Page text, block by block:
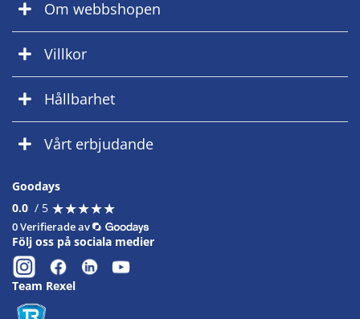
Om webbshopen
Villkor
Hållbarhet
Vårt erbjudande
Goodays
0.0 / 5 ★★★★★
★★★★★
0 Verifierade av
Följ oss på sociala medier
Team Rexel